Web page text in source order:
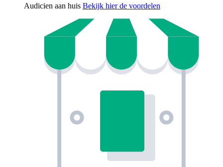
Audicien aan huis Bekijk hier de voordelen